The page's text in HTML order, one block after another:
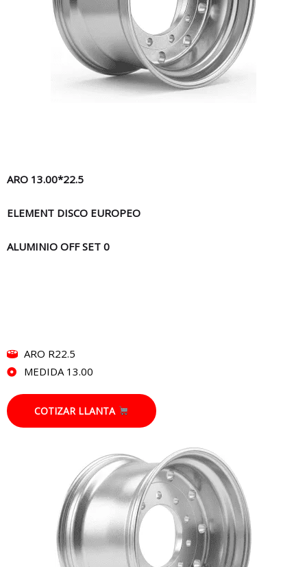
ARO 13.00*22.5
ELEMENT DISCO EUROPEO
ALUMINIO OFF SET 0
ARO R22.5
MEDIDA 13.00
COTIZAR LLANTA